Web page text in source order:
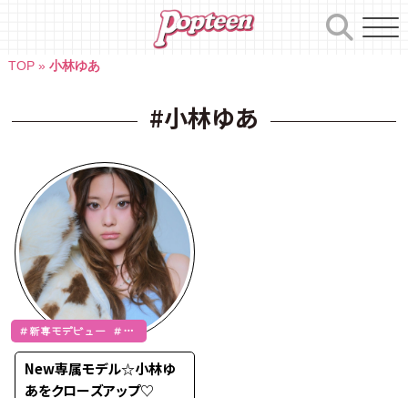
TOP» 小林ゆあ
#小林ゆあ
＃新専モデビュー ＃小
林ゆあ
New専属モデル☆小林ゆ
あをクローズアップ♡